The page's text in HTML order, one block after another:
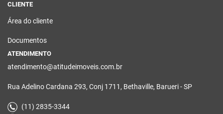
CLIENTE
Área do cliente
Documentos
ATENDIMENTO
atendimento@atitudeimoveis.com.br
Rua Adelino Cardana 293, Conj 1711, Bethaville, Barueri - SP
(11) 2835-3344